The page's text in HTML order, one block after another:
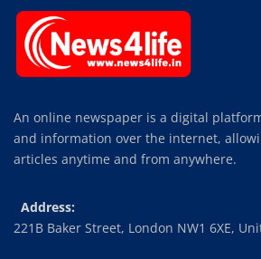
An online newspaper is a digital
and information over the internet,
articles anytime and from anywhere.
Address:
221B Baker Street, London NW1 6XE,